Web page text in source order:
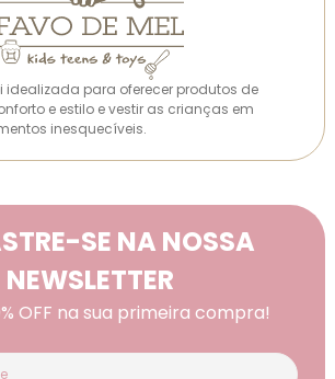
idealizada para oferecer produtos de
e estilo e vestir as crianças em
inesquecíveis.
SE NA NOSSA
NEWSLETTER
OFF na sua primeira compra!